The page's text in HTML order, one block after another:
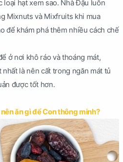
loại hạt xem sao. Nhà Đậu luôn
Mixnuts và Mixfruits khi mua
để khám phá thêm nhiều cách chế
ở nơi khô ráo và thoáng mát,
là nên cất trong ngăn mát tủ
được tốt hơn.
ăn gì để Con thông minh?